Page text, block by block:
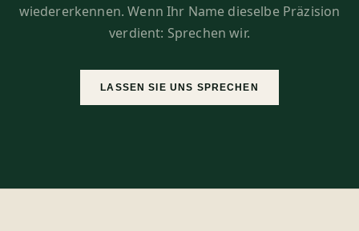
wiedererkennen. Wenn Ihr Name dieselbe Präzision
verdient: Sprechen wir.
LASSEN SIE UNS SPRECHEN